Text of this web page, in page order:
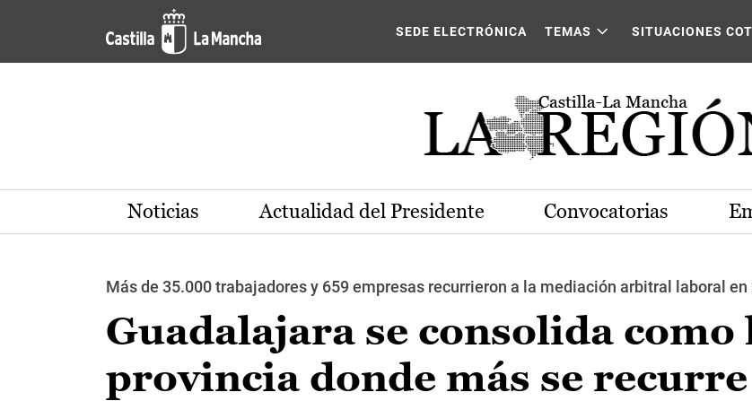
Pasar al contenido principal
SEDE ELECTRÓNICA TEMAS SITUACIONES
Noticias Actualidad del Presidente Convocatorias
Más de 35.000 trabajadores y 659 empresas recurrieron a la mediación arbitral laboral en
Guadalajara se consolida como
provincia donde más se